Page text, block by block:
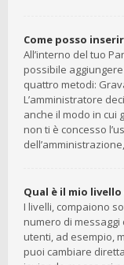
Come posso
All’interno del tuo
possibile
quattro metodi:
L’amministratore
anche il modo in cui
non ti è concesso
Qual è il mio
I livelli, compaiono
numero di
utenti, ad esempio,
puoi cambiare